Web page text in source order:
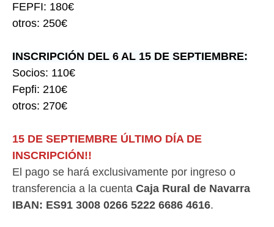
FEPFI: 180€
otros: 250€
INSCRIPCIÓN DEL 6 AL 15 DE SEPTIEMBRE:
Socios: 110€
Fepfi: 210€
otros: 270€
15 DE SEPTIEMBRE ÚLTIMO DÍA DE
INSCRIPCIÓN!!
El pago se hará exclusivamente por ingreso o
transferencia a la cuenta Caja Rural de Navarra
IBAN: ES91 3008 0266 5222 6686 4616.